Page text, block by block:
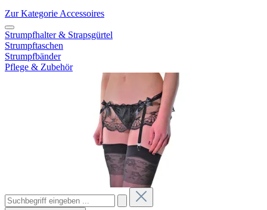
Zur Kategorie Accessoires
Strumpfhalter & Strapsgürtel
Strumpftaschen
Strumpfbänder
Pflege & Zubehör